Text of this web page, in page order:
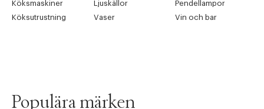
Köksmaskiner
Ljuskällor
Pendellampor
Köksutrustning
Vaser Vin och bar
Populära märken